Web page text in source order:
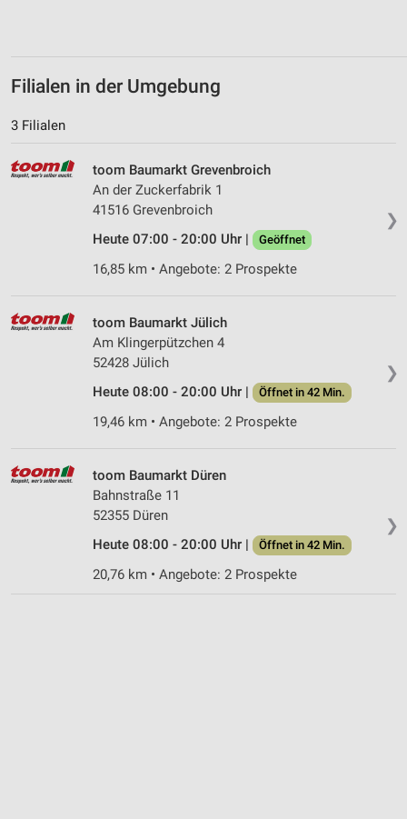
Filialen in der Umgebung
3 Filialen
❯
toom Baumarkt Grevenbroich
An der Zuckerfabrik 1
41516 Grevenbroich
Heute 07:00 - 20:00 Uhr |
Geöffnet
16,85 km • Angebote: 2 Prospekte
❯
toom Baumarkt Jülich
Am Klingerpützchen 4
52428 Jülich
Heute 08:00 - 20:00 Uhr |
Öffnet in 42 Min.
19,46 km • Angebote: 2 Prospekte
❯
toom Baumarkt Düren
Bahnstraße 11
52355 Düren
Heute 08:00 - 20:00 Uhr |
Öffnet in 42 Min.
20,76 km • Angebote: 2 Prospekte
personalisierter Inhalte
Analyse von Zielgruppen durch Statistiken oder
Kombinationen von Daten aus verschiedenen
IAB-Besonderheiten:
Verwendung genauer Standortdaten
Geräte anhand von aktiv angeforderten
Informationen identifizieren
Notwendig
Performance